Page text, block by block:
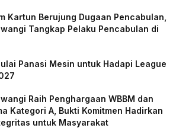
Kartun Berujung Dugaan Pencabulan,
Tangkap Pelaku Pencabulan di
Panasi Mesin untuk Hadapi League
Raih Penghargaan WBBM dan
Kategori A, Bukti Komitmen Hadirkan
untuk Masyarakat